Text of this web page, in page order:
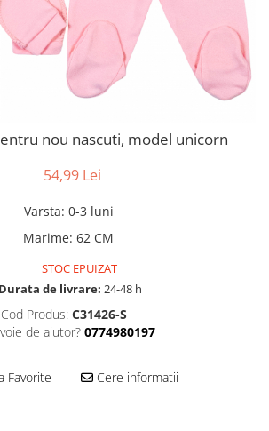
nou nascuti, model unicorn
54,99 Lei
Varsta: 0-3 luni
Marime: 62 CM
STOC EPUIZAT
Durata de livrare: 24-48 h
Cod Produs: C31426-S
de ajutor? 0774980197
Favorite Cere informatii